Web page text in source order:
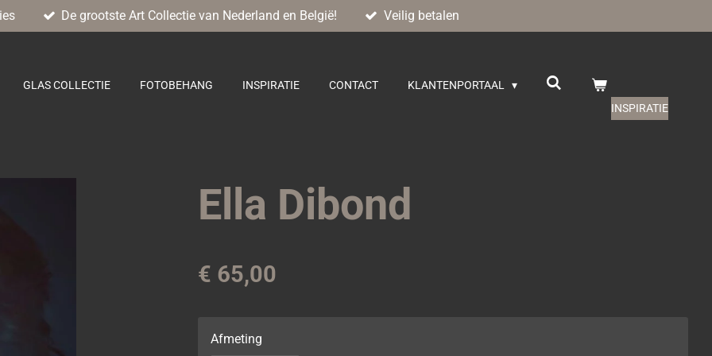
De grootste Art Collectie van Nederland en België! Veilig betalen
GLAS COLLECTIE FOTOBEHANG INSPIRATIE CONTACT
KLANTENPORTAAL
INSPIRATIE
Ella Dibond
€ 65,00
Afmeting